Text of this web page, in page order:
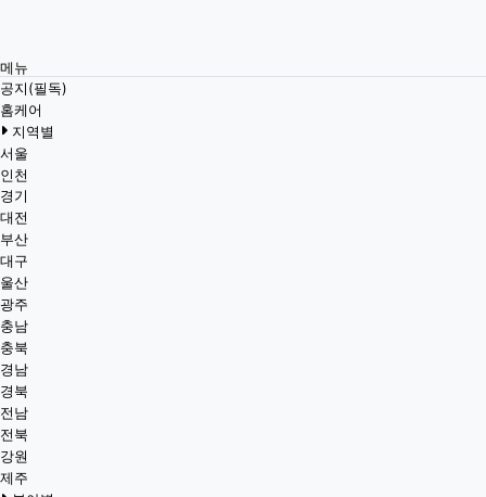
메뉴
공지(필독)
홈케어
지역별
서울
인천
경기
대전
부산
대구
울산
광주
충남
충북
경남
경북
전남
전북
강원
제주